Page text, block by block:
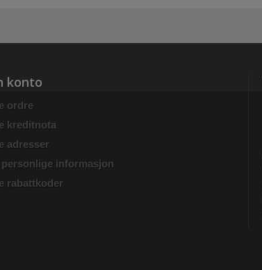
konto
ordre
kreditnota
adresser
informasjon
rabattkoder